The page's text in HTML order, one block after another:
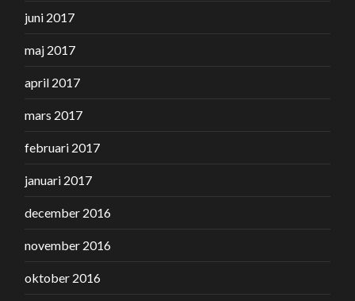
juni 2017
maj 2017
april 2017
mars 2017
februari 2017
januari 2017
december 2016
november 2016
oktober 2016